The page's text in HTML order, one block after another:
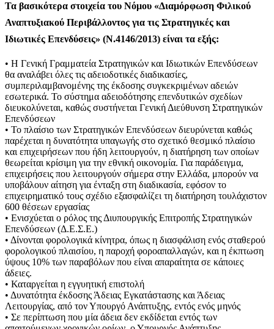
Τα βασικότερα στοιχεία του Νόμου «Διαμόρφωση Φιλικού
Αναπτυξιακού Περιβάλλοντος για τις Στρατηγικές και
Ιδιωτικές Επενδύσεις» (Ν.4146/2013) είναι τα εξής:
• Η Γενική Γραμματεία Στρατηγικών και Ιδιωτικών Επενδύσεων
θα αναλάβει όλες τις αδειοδοτικές διαδικασίες,
συμπεριλαμβανομένης της έκδοσης συγκεκριμένων αδειών
εσωτερικά. Το σύστημα αδειοδότησης επενδυτικών σχεδίων
διευκολύνεται, καθώς συστήνεται Γενική Διεύθυνση Στρατηγικών
Επενδύσεων
• Το πλαίσιο των Στρατηγικών Επενδύσεων διευρύνεται καθώς
παρέχεται η δυνατότητα υπαγωγής στο σχετικό θεσμικό πλαίσιο
και επιχειρήσεων που ήδη λειτουργούν, η διατήρηση των οποίων
θεωρείται κρίσιμη για την εθνική οικονομία. Για παράδειγμα,
επιχειρήσεις που λειτουργούν σήμερα στην Ελλάδα, μπορούν να
υποβάλουν αίτηση για ένταξη στη διαδικασία, εφόσον το
επιχειρηματικό τους σχέδιο εξασφαλίζει τη διατήρηση τουλάχιστον
600 θέσεων εργασίας
• Ενισχύεται ο ρόλος της Διυπουργικής Επιτροπής Στρατηγικών
Επενδύσεων (Δ.Ε.Σ.Ε.)
• Δίνονται φορολογικά κίνητρα, όπως η διασφάλιση ενός σταθερού
φορολογικού πλαισίου, η παροχή φοροαπαλλαγών, και η έκπτωση
ύψους 10% των παραβόλων που είναι απαραίτητα σε κάποιες
άδειες.
• Καταργείται η εγγυητική επιστολή
• Δυνατότητα έκδοσης Άδειας Εγκατάστασης και Άδειας
Λειτουργίας, από τον Υπουργό Ανάπτυξης, εντός ενός μηνός
• Σε περίπτωση που μία άδεια δεν εκδίδεται εντός των